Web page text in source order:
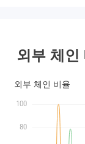
외부 체인